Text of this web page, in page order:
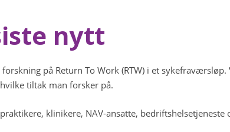
nytt
på Return To Work (RTW) i et
tiltak man forsker på.
klinikere, NAV-ansatte, bedriftshelsetjeneste